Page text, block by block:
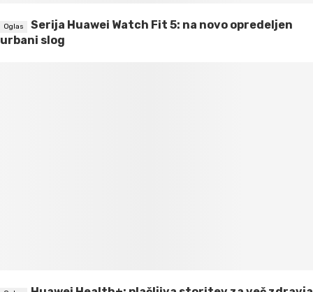
Serija Huawei Watch Fit 5: na novo opredeljen
urbani slog